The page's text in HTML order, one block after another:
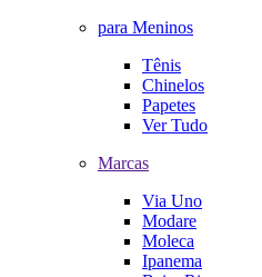
para Meninos
Tênis
Chinelos
Papetes
Ver Tudo
Marcas
Via Uno
Modare
Moleca
Ipanema